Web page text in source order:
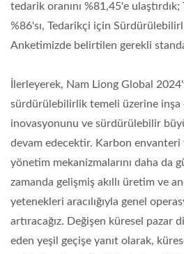
tedarik oranını %81,45'e
%86'sı, Tedarikçi için
Anketimizde belirtilen gerekli
İlerleyerek, Nam Liong Global
sürdürülebilirlik temeli üzerine inşa
inovasyonunu ve sürdürülebilir
devam edecektir. Karbon
yönetim mekanizmalarını daha da
zamanda gelişmiş akıllı üretim ve
yetenekleri aracılığıyla genel
artıracağız. Değişen küresel pazar
eden yeşil geçişe yanıt olarak,